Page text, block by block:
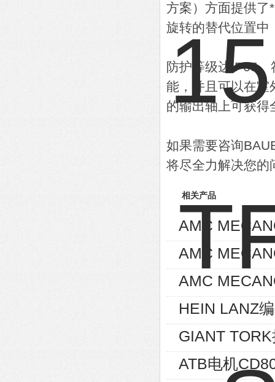
方案）方面提供了
旋转的替代位置中
防护等级达IP65
能，并且可以在室
的输出轴上可获得
如果需要咨询
将尽全力解决您的
相关产品
AMC
AMC
AMC
HEIN LANZ
GIANT
ATB电机